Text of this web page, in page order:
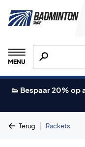
MENU
Zoeken naar
👟 Bespaar 20% op
Terug | Rackets